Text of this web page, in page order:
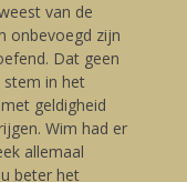
van de
onbevoegd zijn
Dat geen
in het
geldigheid
Wim had er
allemaal
beter het